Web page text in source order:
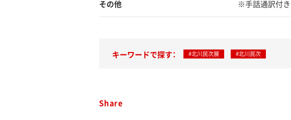
その他 ※手話通訳付き
キーワードで探す： #北川民次展 #北川民次
Share